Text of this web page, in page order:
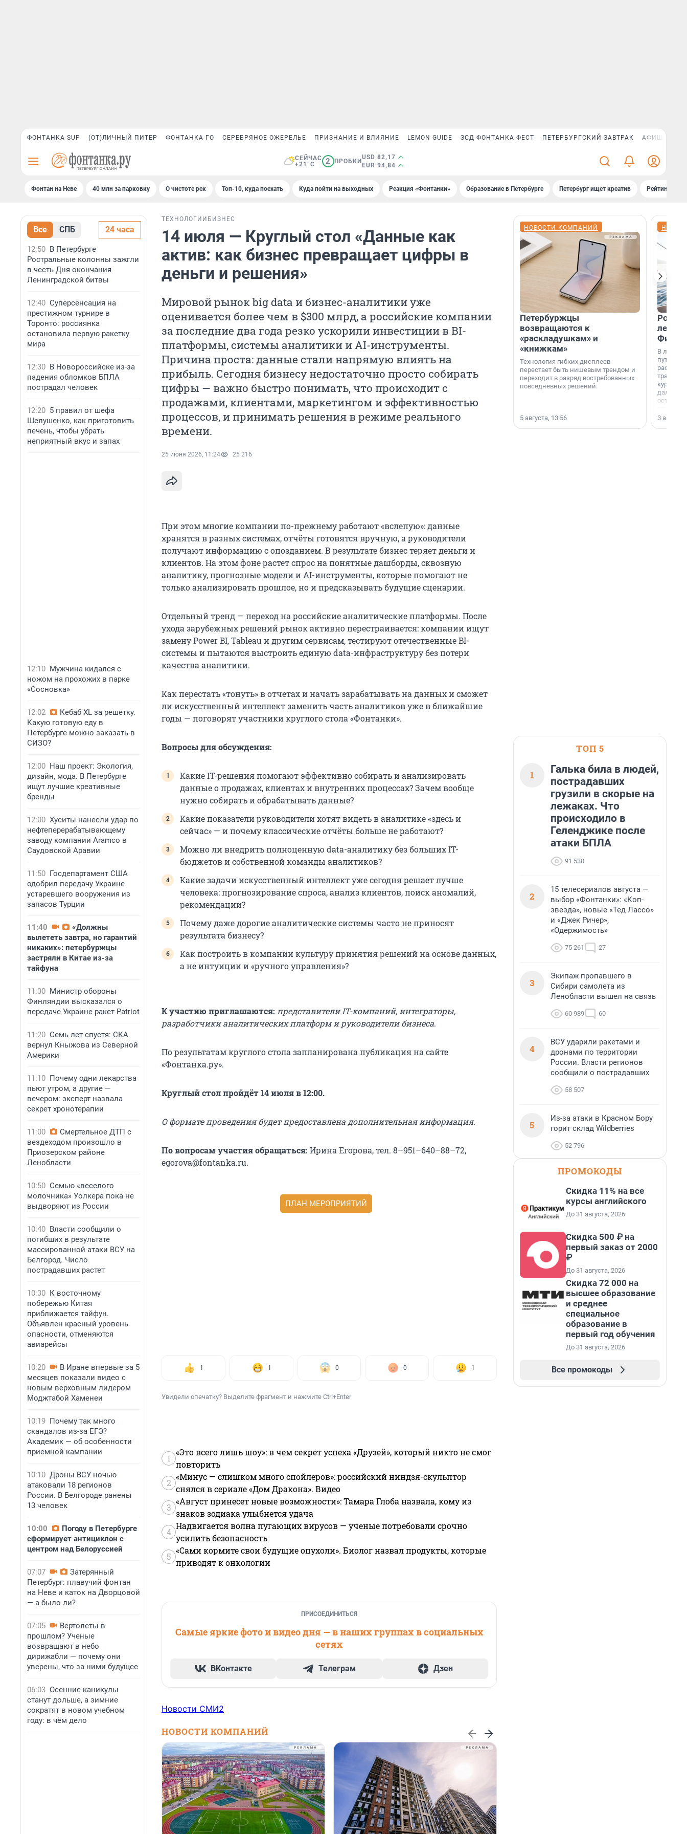
ФОНТАНКА SUP (ОТ)ЛИЧНЫЙ ПИТЕР ФОНТАНКА ГО СЕРЕБРЯНОЕ ОЖЕРЕЛЬЕ ПРИЗНАНИЕ И ВЛИЯНИЕ LEMON GUIDE ЗСД ФОНТАНКА ФЕСТ ПЕТЕРБУРГСКИЙ ЗАВТРАК АФИША PLUS
СЕЙЧАС
+21°C
2 ПРОБКИ
USD 82,17
EUR 94,84
Фонтан на Неве 40 млн за парковку О чистоте рек Топ-10, куда поехать Куда пойти на выходных Реакция «Фонтанки» Образование в Петербурге Петербург ищет креатив Рейтинги
Все СПБ 24 часа
12:50 В Петербурге
Ростральные колонны зажгли
в честь Дня окончания
Ленинградской битвы
12:40 Суперсенсация на
престижном турнире в
Торонто: россиянка
остановила первую ракетку
мира
12:30 В Новороссийске из-за
падения обломков БПЛА
пострадал человек
12:20 5 правил от шефа
Шелушенко, как приготовить
печень, чтобы убрать
неприятный вкус и запах
12:10 Мужчина кидался с
ножом на прохожих в парке
«Сосновка»
12:02
Кебаб XL за решетку.
Какую готовую еду в
Петербурге можно заказать в
СИЗО?
12:00 Наш проект: Экология,
дизайн, мода. В Петербурге
ищут лучшие креативные
бренды
12:00 Хуситы нанесли удар по
нефтеперерабатывающему
заводу компании Aramco в
Саудовской Аравии
11:50 Госдепартамент США
одобрил передачу Украине
устаревшего вооружения из
запасов Турции
11:40
«Должны
вылететь завтра, но гарантий
никаких»: петербуржцы
застряли в Китае из-за
тайфуна
11:30 Министр обороны
Финляндии высказался о
передаче Украине ракет Patriot
11:20 Семь лет спустя: СКА
вернул Кныжова из Северной
Америки
11:10 Почему одни лекарства
пьют утром, а другие —
вечером: эксперт назвала
секрет хронотерапии
11:00
Смертельное ДТП с
вездеходом произошло в
Приозерском районе
Ленобласти
10:50 Семью «веселого
молочника» Уолкера пока не
выдворяют из России
10:40 Власти сообщили о
погибших в результате
массированной атаки ВСУ на
Белгород. Число
пострадавших растет
10:30 К восточному
побережью Китая
приближается тайфун.
Объявлен красный уровень
опасности, отменяются
авиарейсы
10:20
В Иране впервые за 5
месяцев показали видео с
новым верховным лидером
Моджтабой Хаменеи
10:19 Почему так много
скандалов из-за ЕГЭ?
Академик — об особенности
приемной кампании
10:10 Дроны ВСУ ночью
атаковали 18 регионов
России. В Белгороде ранены
13 человек
10:00
Погоду в Петербурге
сформирует антициклон с
центром над Белоруссией
07:07
Затерянный
Петербург: плавучий фонтан
на Неве и каток на Дворцовой
— а было ли?
07:05
Вертолеты в
прошлом? Ученые
возвращают в небо
дирижабли — почему они
уверены, что за ними будущее
06:03 Осенние каникулы
станут дольше, а зимние
сократят в новом учебном
году: в чём дело
ТЕХНОЛОГИИ БИЗНЕС
14 июля — Круглый стол «Данные как
актив: как бизнес превращает цифры в
деньги и решения»
Мировой рынок big data и бизнес-аналитики уже
оценивается более чем в $300 млрд, а российские компании
за последние два года резко ускорили инвестиции в BI-
платформы, системы аналитики и AI-инструменты.
Причина проста: данные стали напрямую влиять на
прибыль. Сегодня бизнесу недостаточно просто собирать
цифры — важно быстро понимать, что происходит с
продажами, клиентами, маркетингом и эффективностью
процессов, и принимать решения в режиме реального
времени.
25 июня 2026, 11:24 25 216
При этом многие компании по-прежнему работают «вслепую»: данные
хранятся в разных системах, отчёты готовятся вручную, а руководители
получают информацию с опозданием. В результате бизнес теряет деньги и
клиентов. На этом фоне растет спрос на понятные дашборды, сквозную
аналитику, прогнозные модели и AI-инструменты, которые помогают не
только анализировать прошлое, но и предсказывать будущие сценарии.
Отдельный тренд — переход на российские аналитические платформы. После
ухода зарубежных решений рынок активно перестраивается: компании ищут
замену Power BI, Tableau и другим сервисам, тестируют отечественные BI-
системы и пытаются выстроить единую data-инфраструктуру без потери
качества аналитики.
Как перестать «тонуть» в отчетах и начать зарабатывать на данных и сможет
ли искусственный интеллект заменить часть аналитиков уже в ближайшие
годы — поговорят участники круглого стола «Фонтанки».
Вопросы для обсуждения:
Какие IT-решения помогают эффективно собирать и анализировать
данные о продажах, клиентах и внутренних процессах? Зачем вообще
нужно собирать и обрабатывать данные?
Какие показатели руководители хотят видеть в аналитике «здесь и
сейчас» — и почему классические отчёты больше не работают?
Можно ли внедрить полноценную data-аналитику без больших IT-
бюджетов и собственной команды аналитиков?
Какие задачи искусственный интеллект уже сегодня решает лучше
человека: прогнозирование спроса, анализ клиентов, поиск аномалий,
рекомендации?
Почему даже дорогие аналитические системы часто не приносят
результата бизнесу?
Как построить в компании культуру принятия решений на основе данных,
а не интуиции и «ручного управления»?
К участию приглашаются: представители IT-компаний, интеграторы,
разработчики аналитических платформ и руководители бизнеса.
По результатам круглого стола запланирована публикация на сайте
«Фонтанка.ру».
Круглый стол пройдёт 14 июля в 12:00.
О формате проведения будет предоставлена дополнительная информация.
По вопросам участия обращаться: Ирина Егорова, тел. 8–951–640–88–72,
egorova@fontanka.ru.
ПЛАН МЕРОПРИЯТИЙ
1 1 0 0 1
Увидели опечатку? Выделите фрагмент и нажмите Ctrl+Enter
1
«Это всего лишь шоу»: в чем секрет успеха «Друзей», который никто не смог
повторить
2
«Минус — слишком много спойлеров»: российский ниндзя-скульптор
снялся в сериале «Дом Дракона». Видео
3
«Август принесет новые возможности»: Тамара Глоба назвала, кому из
знаков зодиака улыбнется удача
4
Надвигается волна пугающих вирусов — ученые потребовали срочно
усилить безопасность
5
«Сами кормите свои будущие опухоли». Биолог назвал продукты, которые
приводят к онкологии
ПРИСОЕДИНИТЬСЯ
Самые яркие фото и видео дня — в наших группах в социальных
сетях
ВКонтакте Телеграм Дзен
Новости СМИ2
НОВОСТИ КОМПАНИЙ
НОВОСТИ КОМПАНИЙ
Петербуржцы
возвращаются к
«раскладушкам» и
«книжкам»
Технология гибких дисплеев
перестает быть нишевым трендом и
переходит в разряд востребованных
повседневных решений.
5 августа, 13:56
летят
В летнем
дальние
острова
3
ТОП 5
1
Галька била в людей,
пострадавших
грузили в скорые на
лежаках. Что
происходило в
Геленджике после
атаки БПЛА
91 530
2
15 телесериалов августа —
выбор «Фонтанки»: «Коп-
звезда», новые «Тед Лассо»
и «Джек Ричер»,
«Одержимость»
75 261 27
3
Экипаж пропавшего в
Сибири самолета из
Ленобласти вышел на связь
60 989 60
4
ВСУ ударили ракетами и
дронами по территории
России. Власти регионов
сообщили о пострадавших
58 507
5
Из-за атаки в Красном Бору
горит склад Wildberries
52 796
ПРОМОКОДЫ
Скидка 11% на все
курсы английского
До 31 августа, 2026
Скидка 500 ₽ на
первый заказ от 2000
₽
До 31 августа, 2026
Скидка 72 000 на
высшее образование
и среднее
специальное
образование в
первый год обучения
До 31 августа, 2026
Все промокоды